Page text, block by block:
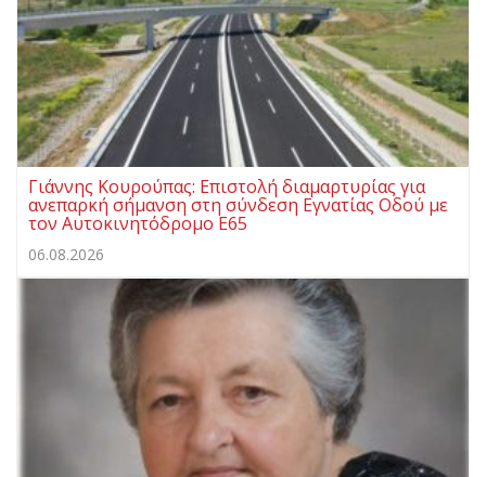
Γιάννης Κουρούπας: Επιστολή διαμαρτυρίας για
ανεπαρκή σήμανση στη σύνδεση Εγνατίας Οδού με
τον Αυτοκινητόδρομο Ε65
06.08.2026